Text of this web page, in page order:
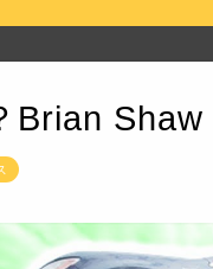
Brian